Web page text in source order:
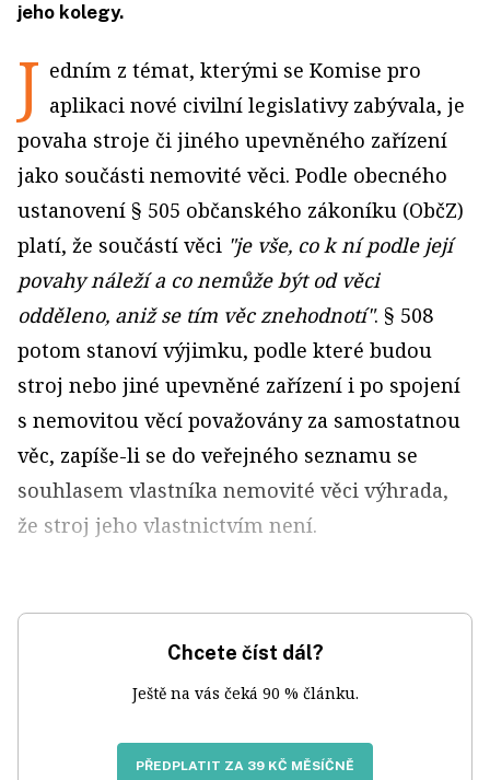
jeho kolegy.
J edním z témat, kterými se Komise pro
aplikaci nové civilní legislativy zabývala, je
povaha stroje či jiného upevněného zařízení
jako součásti nemovité věci. Podle obecného
ustanovení § 505 občanského zákoníku (ObčZ)
platí, že součástí věci "je vše, co k ní podle její
povahy náleží a co nemůže být od věci
odděleno, aniž se tím věc znehodnotí". § 508
potom stanoví výjimku, podle které budou
stroj nebo jiné upevněné zařízení i po spojení
s nemovitou věcí považovány za samostatnou
věc, zapíše-li se do veřejného seznamu se
souhlasem vlastníka nemovité věci výhrada,
že stroj jeho vlastnictvím není.
Chcete číst dál?
Ještě na vás čeká 90 % článku.
PŘEDPLATIT ZA 39 KČ MĚSÍČNĚ